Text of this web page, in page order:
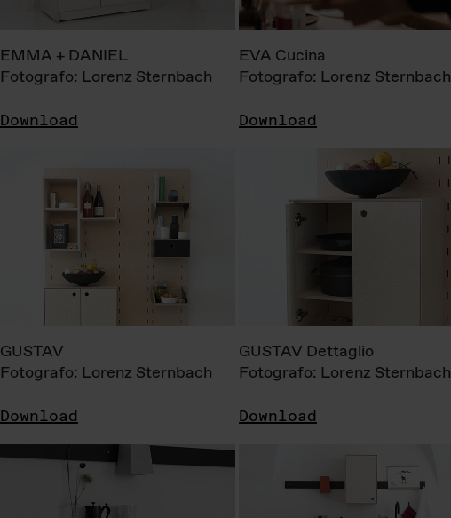
EMMA + DANIEL
Fotografo: Lorenz Sternbach
Download
EVA Cucina
Fotografo: Lorenz Sternbach
Download
GUSTAV
Fotografo: Lorenz Sternbach
Download
GUSTAV Dettaglio
Fotografo: Lorenz Sternbach
Download